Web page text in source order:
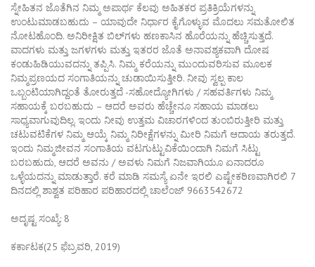
ಸ್ನೇಹಿತನ ಜೊತೆಗಿನ ನಿಮ್ಮ ಅಪಾರ್ಥ ಕೆಲವು ಅಹಿತಕರ ಪ್ರತಿಕ್ರಿಯೆಗಳನ್ನು
ಉಂಟುಮಾಡಬಹುದು – ಯಾವುದೇ ನಿರ್ಧಾರ ಕೈಗೊಳ್ಳುವ ಮೊದಲು ಸಮತೋಲಿತ
ನೋಟಹೊಂದಿ. ಅನಿರೀಕ್ಷಿತ ಬಿಲ್‌ಗಳು ಹಣಕಾಸಿನ ಹೊರೆಯನ್ನು ಹೆಚ್ಚಿಸುತ್ತದೆ.
ವಾದಗಳು ಮತ್ತು ಜಗಳಗಳು ಮತ್ತು ಇತರರ ಜೊತೆ ಅನಾವಶ್ಯಕವಾಗಿ ದೋಷ
ಕಂಡುಹಿಡಿಯುವದನ್ನು ತಪ್ಪಿಸಿ. ನಿಮ್ಮ ಕರೆಯನ್ನು ಮುಂದುವರಿಸುವ ಮೂಲಕ
ನಿಮ್ಮಪ್ರಣಯದ ಸಂಗಾತಿಯನ್ನು ಚುಡಾಯಿಸುತ್ತೀರಿ. ನೀವು ಸ್ವಲ್ಪ ಕಾಲ
ಒಬ್ಬಂಟಿಯಾಗಿದ್ದಂತೆ ತೋರುತ್ತದೆ -ಸಹೋದ್ಯೋಗಿಗಳು / ಸಹವರ್ತಿಗಳು ನಿಮ್ಮ
ಸಹಾಯಕ್ಕೆ ಬರಬಹುದು – ಆದರೆ ಅವರು ಹೆಚ್ಚೇನೂ ಸಹಾಯ ಮಾಡಲು
ಸಾಧ್ಯವಾಗುವುದಿಲ್ಲ. ಇಂದು ನೀವು ಉತ್ತಮ ವಿಚಾರಗಳಿಂದ ತುಂಬಿರುತ್ತೀರಿ ಮತ್ತು
ಚಟುವಟಿಕೆಗಳ ನಿಮ್ಮ ಆಯ್ಕೆ ನಿಮ್ಮ ನಿರೀಕ್ಷೆಗಳನ್ನು ಮೀರಿ ನಿಮಗೆ ಆದಾಯ ತರುತ್ತದೆ.
ಇಂದು ನಿಮ್ಮಜೀವನ ಸಂಗಾತಿಯ ವಟಗುಟ್ಟುವಿಕೆಯಿಂದಾಗಿ ನಿಮಗೆ ಸಿಟ್ಟು
ಬರಬಹುದು, ಆದರೆ ಅವನು / ಅವಳು ನಿಮಗೆ ನಿಜವಾಗಿಯೂ ಏನಾದರೂ
ಒಳ್ಳೆಯದನ್ನು ಮಾಡುತ್ತಾರೆ. ಕರೆ ಮಾಡಿ ಸಮಸ್ಯೆ ಏನೇ ಇರಲಿ ಎಷ್ಟೇಕಠಿಣವಾಗಿರಲಿ 7
ದಿನದಲ್ಲಿ ಶಾಶ್ವತ ಪರಿಹಾರ ಪರಿಹಾರದಲ್ಲಿ ಚಾಲೆಂಜ್ 9663542672
ಅದೃಷ್ಟ ಸಂಖ್ಯೆ: 8
ಕರ್ಕಾಟಕ(25 ಫೆಬ್ರವರಿ, 2019)